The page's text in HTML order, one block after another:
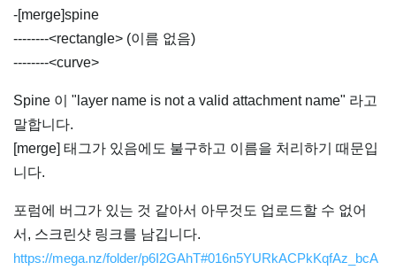
-[merge]spine
--------<rectangle> (이름 없음)
--------<curve>
Spine 이 "layer name is not a valid attachment name" 라고
말합니다.
[merge] 태그가 있음에도 불구하고 이름을 처리하기 때문입
니다.
포럼에 버그가 있는 것 같아서 아무것도 업로드할 수 없어
서, 스크린샷 링크를 남깁니다.
https://mega.nz/folder/p6I2GAhT#016n5YURkACPkKqfAz_bcA